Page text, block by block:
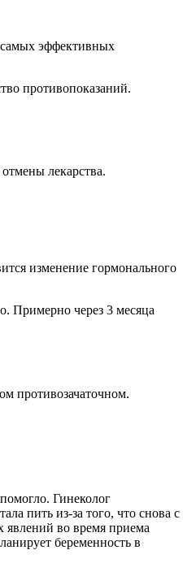
эффективных
противопоказаний.
лекарства.
изменение гормонального
Примерно через 3 месяца
противозачаточном.
Гинеколог
пить из-за того, что снова с
явлений во время приема
беременность в